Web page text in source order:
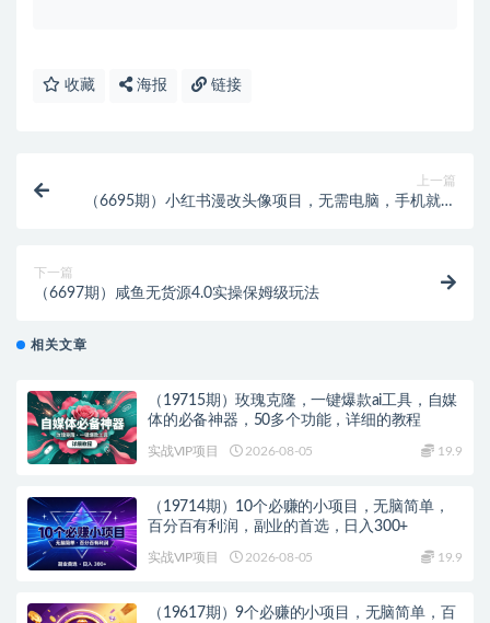
收藏 海报 链接
上一篇
（6695期）小红书漫改头像项目，无需电脑，手机就可
下一篇
（6697期）咸鱼无货源4.0实操保姆级玩法
相关文章
（19715期）玫瑰克隆，一键爆款ai工具，自媒
体的必备神器，50多个功能，详细的教程
实战VIP项目 2026-08-05 19.9
（19714期）10个必赚的小项目，无脑简单，
百分百有利润，副业的首选，日入300+
实战VIP项目 2026-08-05 19.9
（19617期）9个必赚的小项目，无脑简单，百